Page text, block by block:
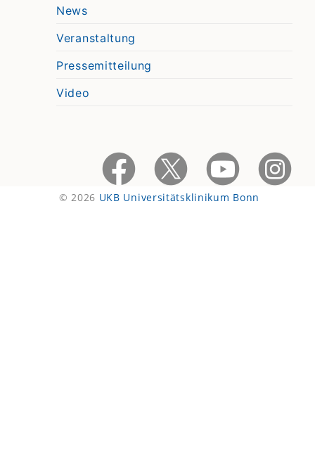
News
Veranstaltung
Pressemitteilung
Video
© 2026 UKB Universitätsklinikum Bonn